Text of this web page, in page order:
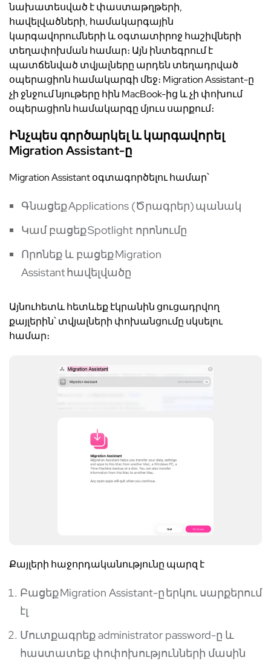
նախատեսված է փաստաթղթերի,
հավելվածների, համակարգային
կարգավորումների և օգտատիրոջ հաշիվների
տեղափոխման համար։ Այն ինտեգրում է
պատճենված տվյալները արդեն տեղադրված
օպերացիոն համակարգի մեջ։ Migration Assistant-ը
չի ջնջում նյութերը հին MacBook-ից և չի փոխում
օպերացիոն համակարգը մյուս սարքում։
Ինչպես գործարկել և կարգավորել
Migration Assistant-ը
Migration Assistant օգտագործելու համար՝
Գնացեք Applications (Ծրագրեր) պանակ
Կամ բացեք Spotlight որոնումը
Որոնեք և բացեք Migration
Assistant հավելվածը
Այնուհետև հետևեք էկրանին ցուցադրվող
քայլերին՝ տվյալների փոխանցումը սկսելու
համար։
Քայլերի հաջորդականությունը պարզ է
Բացեք Migration Assistant-ը երկու սարքերում
էլ
Մուտքագրեք administrator password-ը և
հաստատեք փոփոխությունների մասին